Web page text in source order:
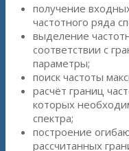
получение
частотного ряда
выделение
соответствии с
параметры;
поиск частоты
расчёт границ
которых
спектра;
построение
рассчитанных